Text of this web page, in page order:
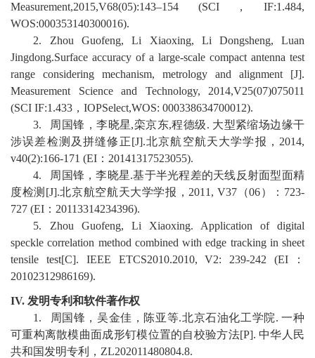
Measurement,2015,V68(05):143–154 (SCI，IF:1.484,
WOS:000353140300016).
2.
Zhou Guofeng, Li Xiaoxing, Li Dongsheng, Luan
Jingdong.Surface accuracy of a large-scale compact antenna test
range considering mechanism, metrology and alignment [J].
Measurement Science and Technology, 2014,V25(07)075011
(SCI IF:1.433 ， IOPSelect,WOS: 000338634700012).
3. 周国锋，李晓星,栾京东,程德级. 大型紧缩场边缘干
涉误差检测及拼缝修正[J].北京航空航天大学学报， 2014,
v40(2):166-171 (EI ： 20141317523055).
4. 周国锋，李晓星.基于半光程差的天线反射面型面精
度检测 [J].北京航空航天大学学报， 2011, V37（06）： 723-
727 (EI ： 20113314234396).
5.
Zhou Guofeng, Li Xiaoxing. Application of digital
speckle correlation method combined with edge tracking in sheet
tensile test[C]. IEEE ETCS2010.2010, V2: 239-242 (EI ：
20102312986169).
IV. 发明专利和软件著作权
1.
周国锋，吴金佳，陈亚等.北京石油化工学院.一种
可重构离散模曲面成形钉模位置的自校验方法[P]. 中华人民
共和国发明专利
， ZL202011480804.8.